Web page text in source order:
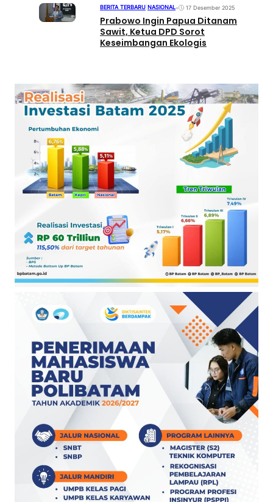
BERITA TERBARU NASIONAL• 17 Desember 2025
Prabowo Ingin Papua Ditanam
Sawit, Ketua DPD Sorot
Keseimbangan Ekologis